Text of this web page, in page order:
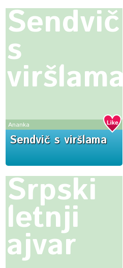
Sendvič
s
viršlama
Ananka
Sendvič s viršlama
Srpski
letnji
ajvar